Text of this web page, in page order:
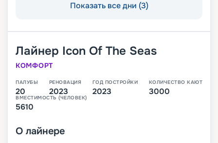
Показать все дни (3)
Лайнер Icon Of The Seas
КОМФОРТ
ПАЛУБЫ
20
РЕНОВАЦИЯ
2023
ГОД ПОСТРОЙКИ
2023
КОЛИЧЕСТВО КАЮТ
3000
ВМЕСТИМОСТЬ (ЧЕЛОВЕК)
5610
О лайнере